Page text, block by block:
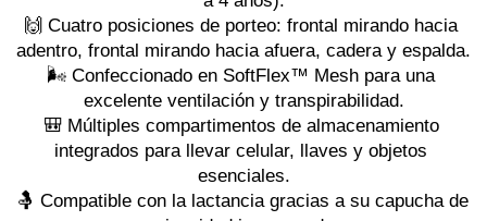
🙌 Cuatro posiciones de porteo: frontal mirando hacia
adentro, frontal mirando hacia afuera, cadera y espalda.
🌬️ Confeccionado en SoftFlex™ Mesh para una
excelente ventilación y transpirabilidad.
🎒 Múltiples compartimentos de almacenamiento
integrados para llevar celular, llaves y objetos
esenciales.
🤱 Compatible con la lactancia gracias a su capucha de